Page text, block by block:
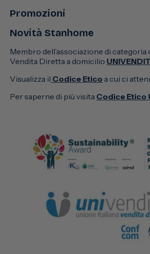
Promozioni
Novità Stanhome
Membro dell’associazione di categoria
Vendita Diretta a domicilio
Visualizza il Codice Etico a cui ci
Per saperne di più visita Codice Etico